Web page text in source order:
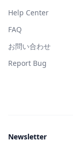
Help Center
FAQ
お問い合わせ
Report Bug
Newsletter